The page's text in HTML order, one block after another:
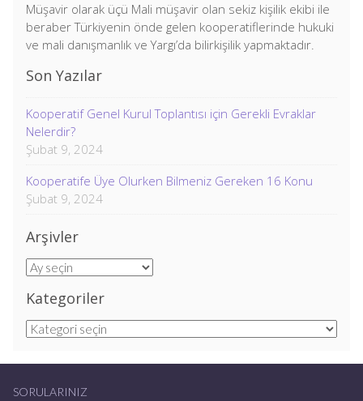
Müşavir olarak üçü Mali müşavir olan sekiz kişilik ekibi ile
beraber Türkiyenin önde gelen kooperatiflerinde hukuki
ve mali danışmanlık ve Yargı’da bilirkişilik yapmaktadır.
Son Yazılar
Kooperatif Genel Kurul Toplantısı için Gerekli Evraklar
Nelerdir?
Şubat 9, 2024
Kooperatife Üye Olurken Bilmeniz Gereken 16 Konu
Şubat 9, 2024
Arşivler
Arşivler
Kategoriler
Kategoriler
SORULARINIZ